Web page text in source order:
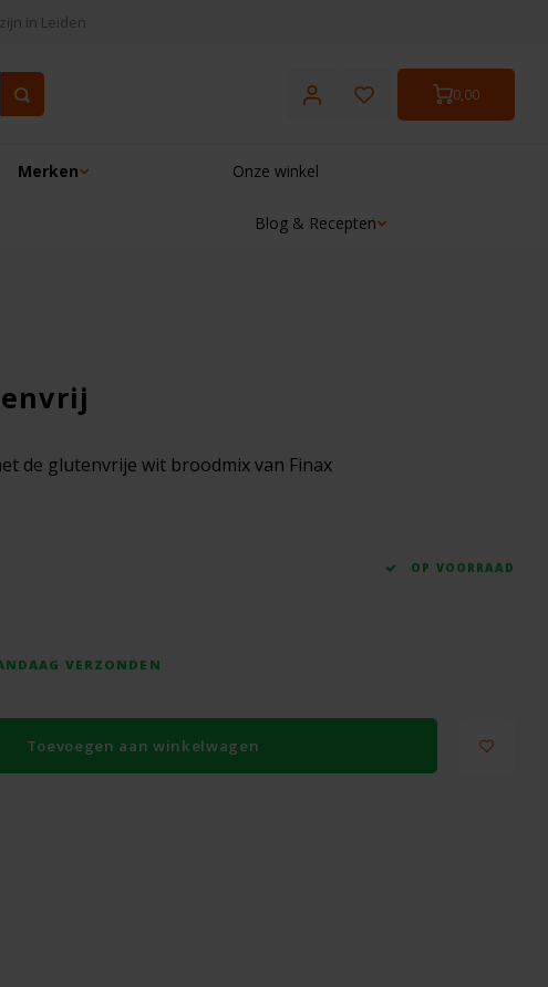
in Leiden
0,00
Merken Onze winkel
Blog & Recepten
de glutenvrije wit broodmix van Finax
OP VOORRAAD
VERZONDEN
Toevoegen aan winkelwagen